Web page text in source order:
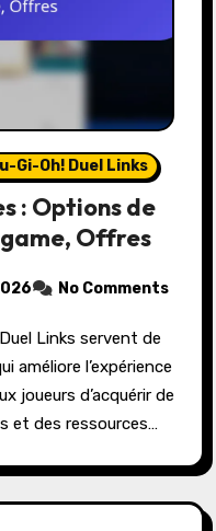
Gi-Oh! Duel Links
: Options de
Offres
No Comments
améliore l’expérience
joueurs d’acquérir de
et des ressources…